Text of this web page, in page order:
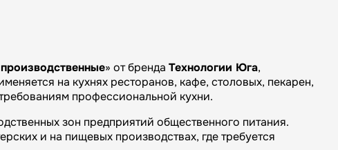
» от бренда Технологии Юга,
на кухнях ресторанов, кафе, столовых, пекарен,
профессиональной кухни.
зон предприятий общественного питания.
и на пищевых производствах, где требуется